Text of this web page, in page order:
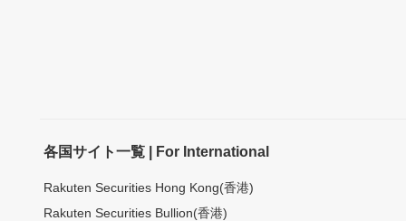
各国サイト一覧 | For International
Rakuten Securities Hong Kong(香港)
Rakuten Securities Bullion(香港)